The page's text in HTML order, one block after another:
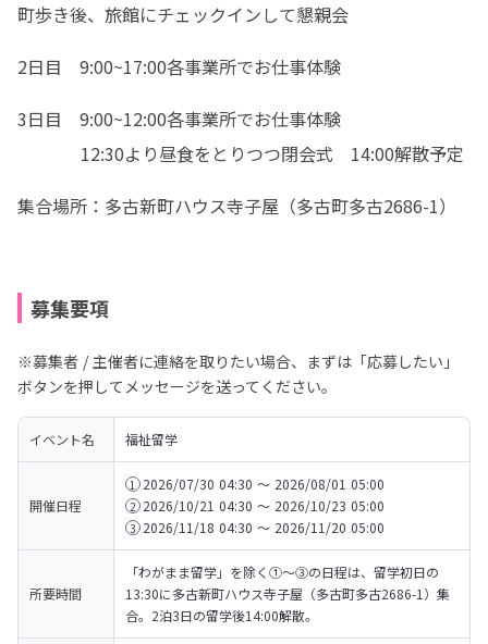
町歩き後、旅館にチェックインして懇親会
2日目　9:00~17:00各事業所でお仕事体験
3日目　9:00~12:00各事業所でお仕事体験
12:30より昼食をとりつつ閉会式　14:00解散予定
集合場所：多古新町ハウス寺子屋（多古町多古2686-1）
募集要項
※募集者 / 主催者に連絡を取りたい場合、まずは「応募したい」
ボタンを押してメッセージを送ってください。
イベント名 福祉留学
開催日程
1 2026/07/30 04:30 〜 2026/08/01 05:00
2 2026/10/21 04:30 〜 2026/10/23 05:00
3 2026/11/18 04:30 〜 2026/11/20 05:00
所要時間
「わがまま留学」を除く①～③の日程は、留学初日の
13:30に多古新町ハウス寺子屋（多古町多古2686-1）集
合。2泊3日の留学後14:00解散。